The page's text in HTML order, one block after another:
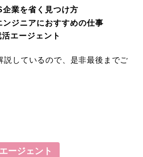
業を省く見つけ方
ジニアにおすすめの仕事
エージェント
説しているので、是非最後までご
ージェント